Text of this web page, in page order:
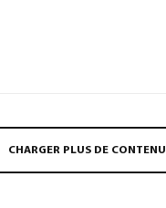
CHARGER PLUS DE CONTENU